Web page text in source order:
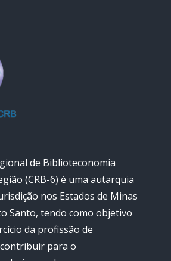
de Biblioteconomia
(CRB-6) é uma autarquia
nos Estados de Minas
Santo, tendo como objetivo
da profissão de
para o